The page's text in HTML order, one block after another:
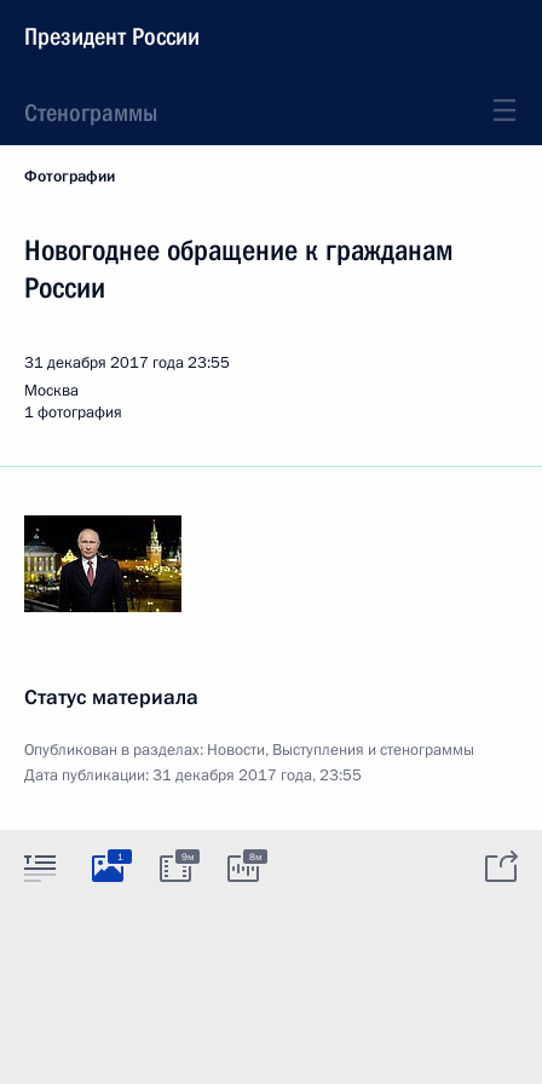
Президент России
Стенограммы
Фотографии
Новогоднее обращение к гражданам
России
31 декабря 2017 года23:55
Москва
1 фотография
Статус материала
Опубликован в разделах: Новости, Выступления и стенограммы
Дата публикации:31 декабря 2017 года, 23:55
1 9м 8м